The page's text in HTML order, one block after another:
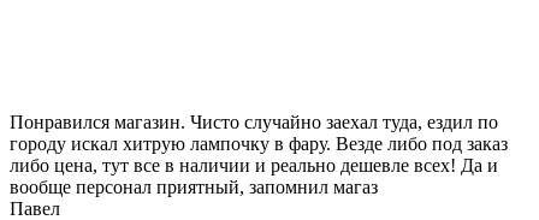
Понравился магазин. Чисто случайно заехал туда, ездил по
городу искал хитрую лампочку в фару. Везде либо под заказ
либо цена, тут все в наличии и реально дешевле всех! Да и
вообще персонал приятный, запомнил магаз
Павел